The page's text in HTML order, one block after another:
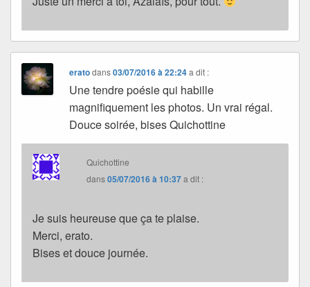
eratodans03/07/2016 à 22:24 a dit :
Une tendre poésie qui habille
magnifiquement les photos. Un vrai régal.
Douce soirée, bises Quichottine
Quichottine
dans05/07/2016 à 10:37a dit :
Je suis heureuse que ça te plaise.
Merci, erato.
Bises et douce journée.